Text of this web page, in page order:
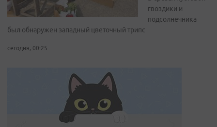
гвоздики и
подсолнечника
был обнаружен западный цветочный трипс
сегодня, 00:25